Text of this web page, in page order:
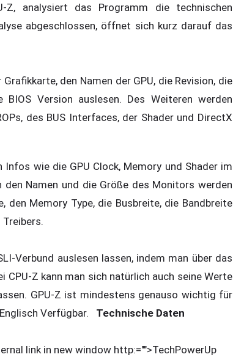
analysiert das Programm die technischen
abgeschlossen, öffnet sich kurz darauf das
den Namen der GPU, die Revision, die
Version auslesen. Des Weiteren werden
des BUS Interfaces, der Shader und DirectX
wie die GPU Clock, Memory und Shader im
Namen und die Größe des Monitors werden
Memory Type, die Busbreite, die Bandbreite
Verbund auslesen lassen, indem man über das
CPU-Z kann man sich natürlich auch seine Werte
GPU-Z ist mindestens genauso wichtig für
Verfügbar. Technische Daten
link in new window http:="">TechPowerUp